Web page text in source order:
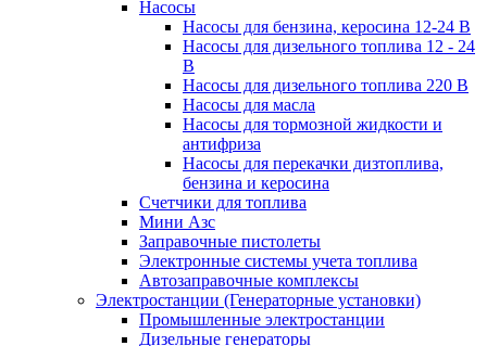
Насосы
Насосы для бензина, керосина 12-24 В
Насосы для дизельного топлива 12 - 24
В
Насосы для дизельного топлива 220 В
Насосы для масла
Насосы для тормозной жидкости и
антифриза
Насосы для перекачки дизтоплива,
бензина и керосина
Счетчики для топлива
Мини Азс
Заправочные пистолеты
Электронные системы учета топлива
Автозаправочные комплексы
Электростанции (Генераторные установки)
Промышленные электростанции
Дизельные генераторы